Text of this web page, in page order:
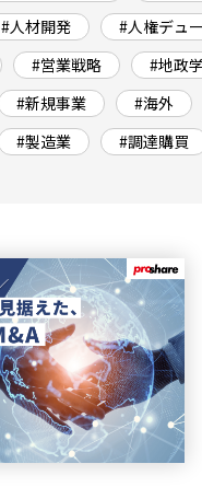
#人材開発 #人権デュ
#営業戦略 #地政
#新規事業 #海外
#製造業 #調達購買